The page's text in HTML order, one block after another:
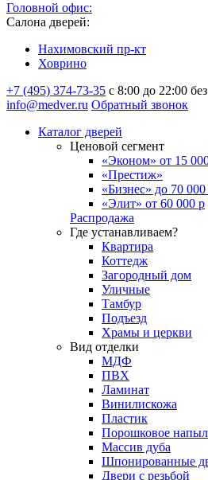
Головной офис:
Салона дверей:
Нахимовский пр-кт
Ховрино
+7 (495) 374-73-35 с 8:00 до 22:00
info@medver.ru Обратный звонок
Каталог дверей
Ценовой сегмент
«Эконом» от 15
«Престиж»
«Бизнес» до 70 000
«Элит» от 60 000 р
Распродажа
Где устанавливаем?
Квартира
Коттедж
Загородный дом
Уличные
Тамбур
Подъезд
Храмы и церкви
Вид отделки
МДФ
ПВХ
Ламинат
Винилискожа
Пластик
Порошковое
Массив дуба
Шпонированные
Двери с резьбой